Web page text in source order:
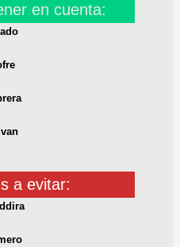
en cuenta:
a evitar: